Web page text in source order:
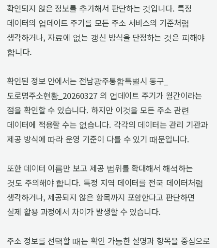
확인되지 않은 정보를 추가해서 판단하는 것입니다. 특정
데이터의 업데이트 주기를 모든 주소 서비스의 기준처럼
생각하거나, 자료에 없는 갱신 방식을 단정하는 것은 피해야
합니다.
확인된 정보 안에서는 전남광주통합특별시 동구_
도로명주소현황_20260327 의 업데이트 주기가 월간이라는
점을 확인할 수 있습니다. 하지만 이것을 모든 주소 관련
데이터에 적용할 수는 없습니다. 각각의 데이터는 관리 기관과
제공 방식에 따라 운영 기준이 다를 수 있기 때문입니다.
또한 데이터 이름만 보고 제공 범위를 확대해서 해석하는
것도 주의해야 합니다. 특정 지역 데이터를 전국 데이터처럼
생각하거나, 제공되지 않은 항목까지 포함한다고 판단하면
실제 활용 과정에서 차이가 발생할 수 있습니다.
주소 정보를 선택할 때는 확인 가능한 설명과 항목을 중심으로